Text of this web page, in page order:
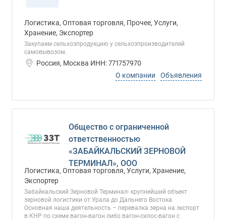
Логистика, Оптовая торговля, Прочее, Услуги,
Хранение, Экспортер
Закупаем сельхозпродукцию у сельхозпроизводителей
самовывозом.
Россия, Москва ИНН: 771757970
О компании
Объявления
Общество с ограниченной
ответственностью
«ЗАБАЙКАЛЬСКИЙ ЗЕРНОВОЙ
ТЕРМИНАЛ», ООО
Логистика, Оптовая торговля, Услуги, Хранение,
Экспортер
Забайкальский Зерновой Терминал- крупнейший объект
зерновой логистики от Урала до Дальнего Востока.
Основная наша деятельность – перевалка зерна на экспорт
в КНР по схеме вагон-вагон либо вагон-силос-вагон с